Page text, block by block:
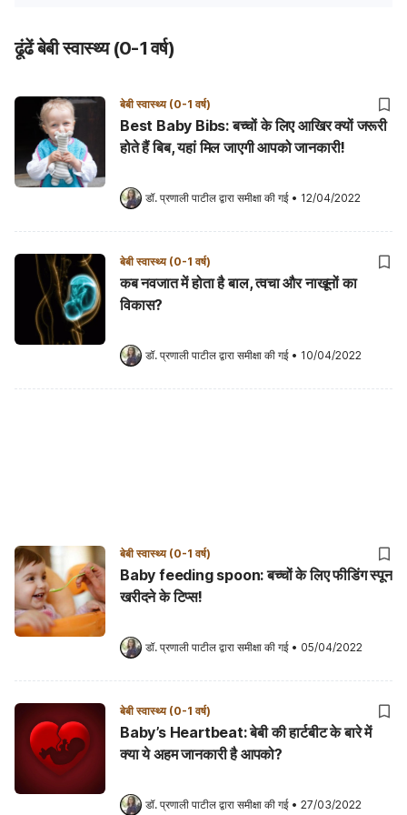
ढूंढें बेबी स्वास्थ्य (0-1 वर्ष)
बेबी स्वास्थ्य (0-1 वर्ष)
Best Baby Bibs: बच्चों के लिए आखिर क्यों जरूरी
होते हैं बिब, यहां मिल जाएगी आपको जानकारी!
डॉ. प्रणाली पाटील द्वारा समीक्षा की गई • 12/04/2022
बेबी स्वास्थ्य (0-1 वर्ष)
कब नवजात में होता है बाल, त्वचा और नाखूनों का
विकास?
डॉ. प्रणाली पाटील द्वारा समीक्षा की गई • 10/04/2022
बेबी स्वास्थ्य (0-1 वर्ष)
Baby feeding spoon: बच्चों के लिए फीडिंग स्पून
खरीदने के टिप्स!
डॉ. प्रणाली पाटील द्वारा समीक्षा की गई • 05/04/2022
बेबी स्वास्थ्य (0-1 वर्ष)
Baby’s Heartbeat: बेबी की हार्टबीट के बारे में
क्या ये अहम जानकारी है आपको?
डॉ. प्रणाली पाटील द्वारा समीक्षा की गई • 27/03/2022